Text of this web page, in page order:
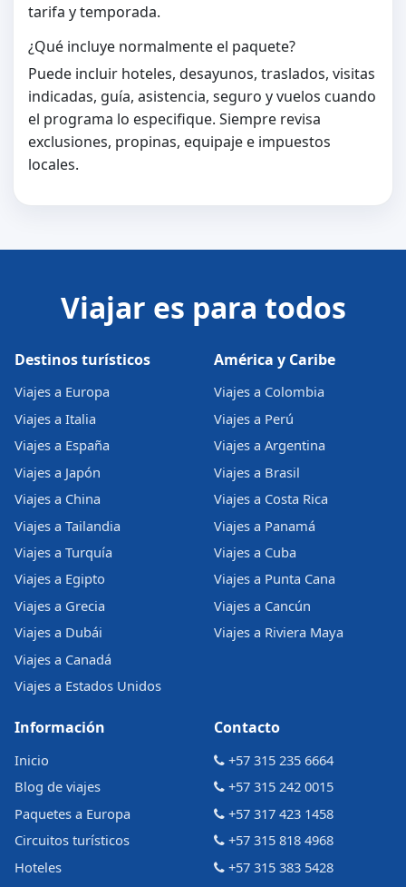
tarifa y temporada.
¿Qué incluye normalmente el paquete?
Puede incluir hoteles, desayunos, traslados, visitas
indicadas, guía, asistencia, seguro y vuelos cuando
el programa lo especifique. Siempre revisa
exclusiones, propinas, equipaje e impuestos
locales.
Viajar es para todos
Destinos turísticos
Viajes a Europa
Viajes a Italia
Viajes a España
Viajes a Japón
Viajes a China
Viajes a Tailandia
Viajes a Turquía
Viajes a Egipto
Viajes a Grecia
Viajes a Dubái
Viajes a Canadá
Viajes a Estados Unidos
América y Caribe
Viajes a Colombia
Viajes a Perú
Viajes a Argentina
Viajes a Brasil
Viajes a Costa Rica
Viajes a Panamá
Viajes a Cuba
Viajes a Punta Cana
Viajes a Cancún
Viajes a Riviera Maya
Información
Inicio
Blog de viajes
Paquetes a Europa
Circuitos turísticos
Hoteles
Contacto
+57 315 235 6664
+57 315 242 0015
+57 317 423 1458
+57 315 818 4968
+57 315 383 5428